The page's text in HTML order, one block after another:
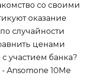
со своими
оказание
случайности
ценами
участием банка?
Ansomone 10Me